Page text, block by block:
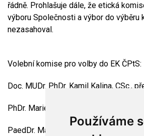
Používáme
řádně. Prohlašuje dále, že etická
výboru Společnosti a výbor do výběru
nezasahoval.
Volební komise pro volby do EK ČPtS:
Doc. MUDr. PhDr. Kamil Kalina, CSc.,
PhDr. Marie Pečená
PaedDr. Martina Richterová Těmínová